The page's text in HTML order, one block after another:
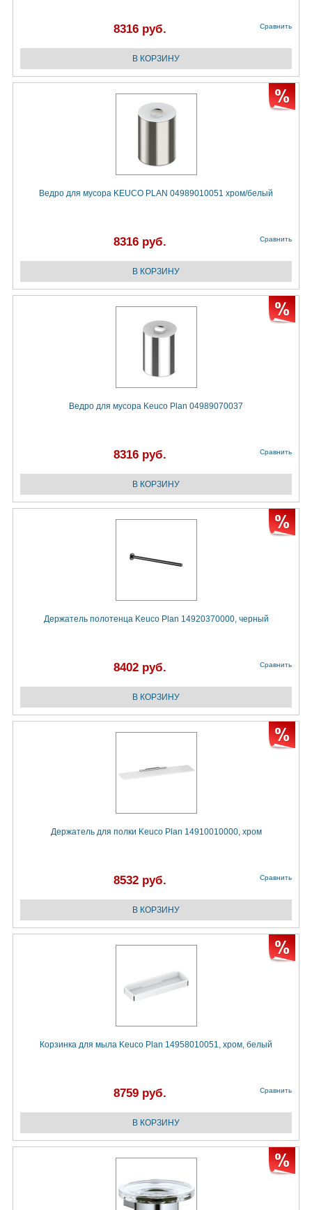
8316 руб. Сравнить
Ведро для мусора KEUCO PLAN 04989010051 хром/белый
8316 руб. Сравнить
Ведро для мусора Keuco Plan 04989070037
8316 руб. Сравнить
Держатель полотенца Keuco Plan 14920370000, черный
8402 руб. Сравнить
Держатель для полки Keuco Plan 14910010000, хром
8532 руб. Сравнить
Корзинка для мыла Keuco Plan 14958010051, хром, белый
8759 руб. Сравнить